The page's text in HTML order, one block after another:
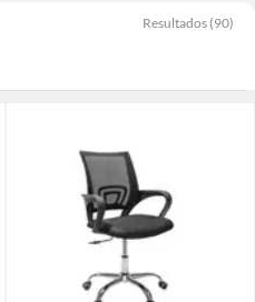
Resultados (90)